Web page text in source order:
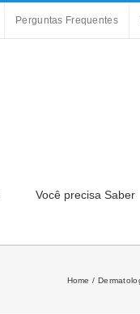
Perguntas Frequentes
Você precisa Saber
Home